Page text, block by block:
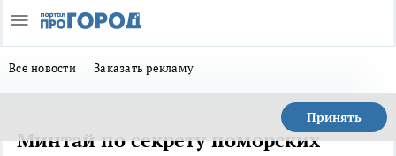
Все новости Заказать рекламу
Принять
Минтай по секрету поморских